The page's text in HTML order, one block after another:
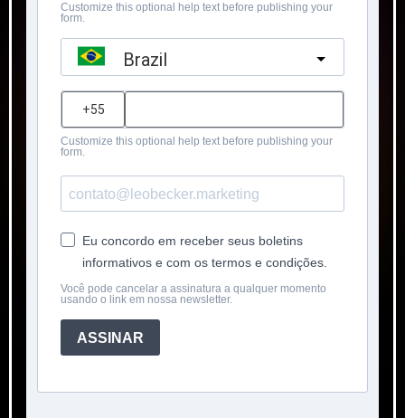
Customize this optional help text before publishing your
form.
Brazil
Customize this optional help text before publishing your
form.
Eu concordo em receber seus boletins
informativos e com os termos e condições.
Você pode cancelar a assinatura a qualquer momento
usando o link em nossa newsletter.
ASSINAR